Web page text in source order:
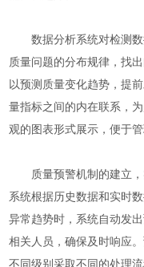
数据分析系统对检测数
质量问题的分布规律，找
以预测质量变化趋势，提
量指标之间的内在联系，
观的图表形式展示，便于
质量预警机制的建立，
系统根据历史数据和实时
异常趋势时，系统自动发
相关人员，确保及时响应
不同级别采取不同的处理